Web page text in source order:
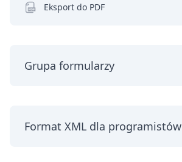
Eksport do PDF
Grupa formularzy
Format XML dla programistów